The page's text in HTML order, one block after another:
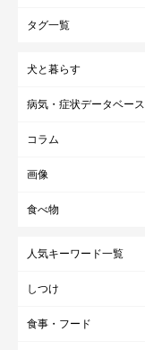
タグ一覧
犬と暮らす
病気・症状データベース
コラム
画像
食べ物
人気キーワード一覧
しつけ
食事・フード